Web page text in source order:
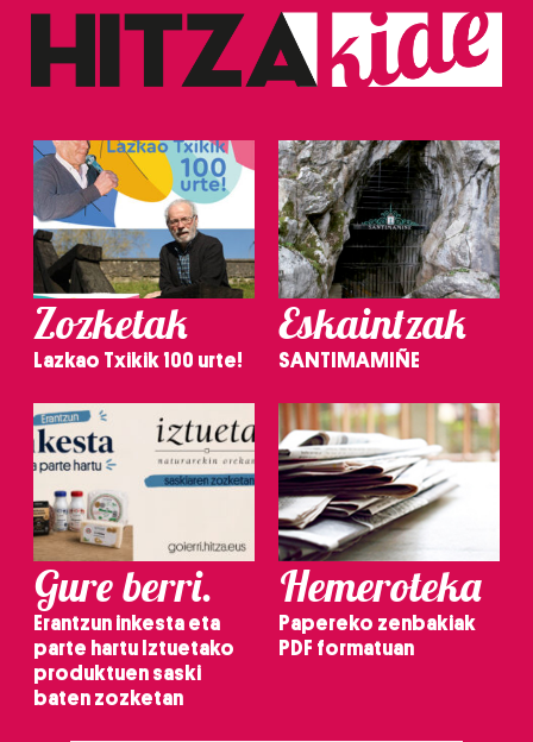
Zozketak
Lazkao Txikik 100 urte!
Eskaintzak
SANTIMAMIÑE
Gure berri.
Erantzun inkesta eta
parte hartu Iztuetako
produktuen saski
baten zozketan
Hemeroteka
Papereko zenbakiak
PDF formatuan